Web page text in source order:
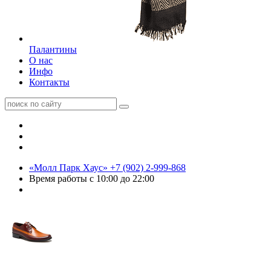
Палантины
О нас
Инфо
Контакты
«Молл Парк Хаус» +7 (902) 2-999-868
Время работы с 10:00 до 22:00